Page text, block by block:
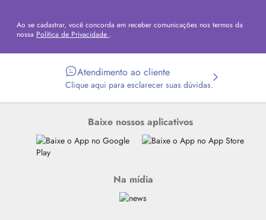
Ao se cadastrar, você concorda em receber comunicações nos termos da
nossa Política de Privacidade .
Atendimento ao cliente
Clique aqui para esclarecer suas dúvidas.
Baixe nossos aplicativos
Na mídia